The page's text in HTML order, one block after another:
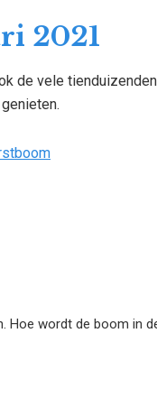
2021
de vele
Hoe wordt de boom in